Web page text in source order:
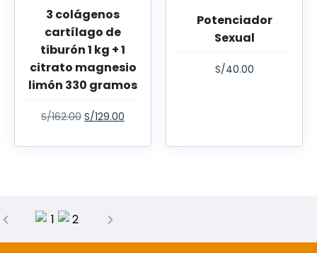
3 colágenos
cartílago de
tiburón 1 kg + 1
citrato magnesio
limón 330 gramos
S/162.00 S/129.00
Potenciador
Sexual
S/40.00